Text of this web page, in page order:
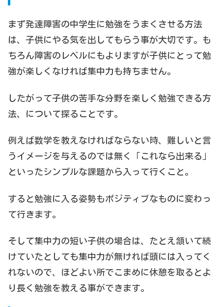
まず発達障害の中学生に勉強をうまくさせる方法
は、子供にやる気を出してもらう事が大切です。も
ちろん障害のレベルにもよりますが子供にとって勉
強が楽しくなければ集中力も持ちません。
したがって子供の苦手な分野を楽しく勉強できる方
法、について探ることです。
例えば数学を教えなければならない時、難しいと言
うイメージを与えるのでは無く「これなら出来る」
といったシンプルな課題から入って行くこと。
すると勉強に入る姿勢もポジティブなものに変わっ
て行きます。
そして集中力の短い子供の場合は、たとえ頷いて続
けていたとしても集中力が無ければ頭には入ってく
れないので、ほどよい所でこまめに休憩を取るとよ
り長く勉強を教える事ができます。